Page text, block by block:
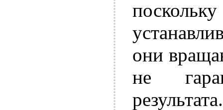
они
не
результата.